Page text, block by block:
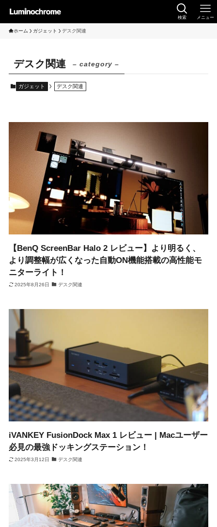
検索 メニュー
ホーム ガジェット デスク関連
デスク関連 – category –
ガジェット デスク関連
【BenQ ScreenBar Halo 2 レビュー】より明るく、
より調整幅が広くなった自動ON機能搭載の高性能モ
ニターライト！
2025年8月26日 デスク関連
iVANKEY FusionDock Max 1 レビュー | Macユーザー
必見の最強ドッキングステーション！
2025年3月12日 デスク関連